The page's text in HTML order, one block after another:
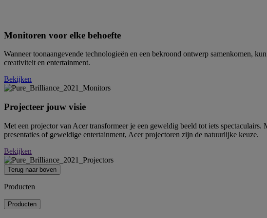
Monitoren voor elke behoefte
Wanneer toonaangevende technologieën en een bekroond ontwerp samenkomen,
creativiteit en entertainment.
Bekijken
Projecteer jouw visie
Met een projector van Acer transformeer je een geweldig beeld tot iets
presentaties of geweldige entertainment, Acer projectoren zijn de natuurlijke keuze.
Bekijken
Terug naar boven
Producten
Producten